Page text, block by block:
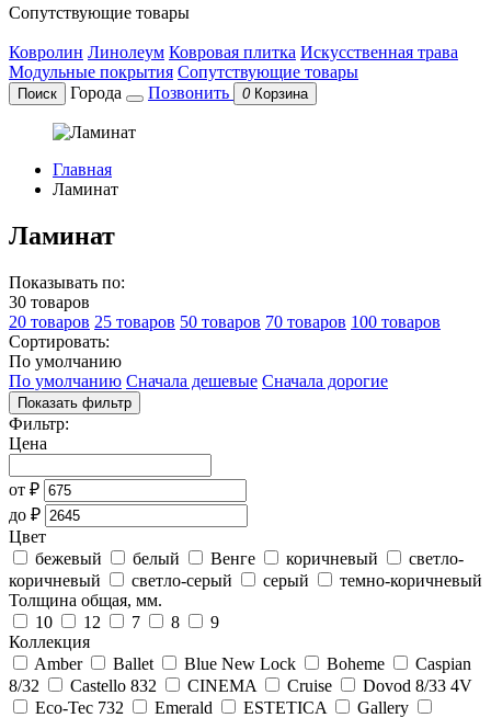
Сопутствующие товары
Ковролин Линолеум Ковровая плитка Искусственная трава
Модульные покрытия Сопутствующие товары
Поиск Города Позвонить 0 Корзина
Главная
Ламинат
Ламинат
Показывать по:
30 товаров
20 товаров 25 товаров 50 товаров 70 товаров 100 товаров
Сортировать:
По умолчанию
По умолчанию Сначала дешевые Сначала дорогие
Показать фильтр
Фильтр:
Цена
от ₽
до ₽
Цвет
бежевый
белый Венге коричневый
светло-
коричневый
светло-серый серый
темно-коричневый
Толщина общая, мм.
10
12 7 8
9
Коллекция
Amber
Ballet Blue New Lock Boheme
Caspian
8/32
Castello 832 CINEMA Cruise
Dovod 8/33 4V
Eco-Tec 732
Emerald ESTETICA
Gallery